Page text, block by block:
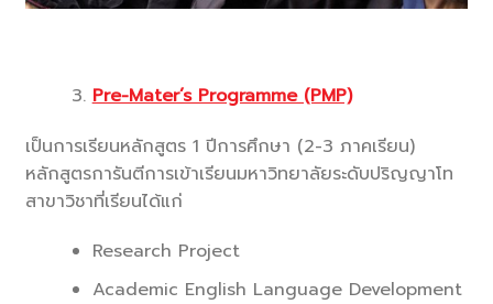
Pre-Mater’s Programme (PMP)
เป็นการเรียนหลักสูตร 1 ปีการศึกษา (2-3 ภาคเรียน)
หลักสูตรการันตีการเข้าเรียนมหาวิทยาลัยระดับปริญญาโท
สาขาวิชาที่เรียนได้แก่
Research Project
Academic English Language Development